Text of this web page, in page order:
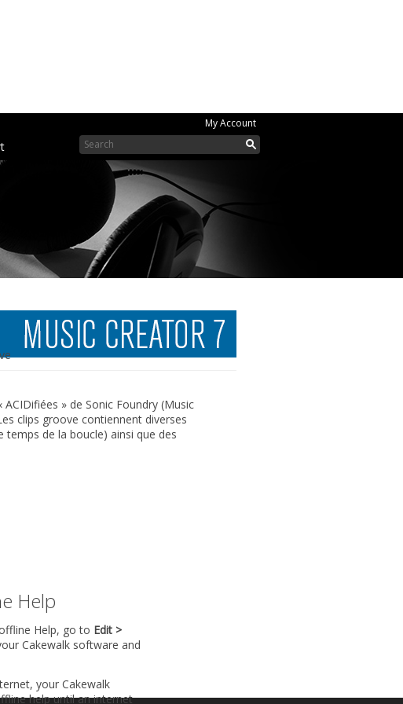
My Account
» de Sonic Foundry (Music
clips groove contiennent diverses
de la boucle) ainsi que des
Help
Help, go to Edit >
Cakewalk software and
your Cakewalk
help until an internet